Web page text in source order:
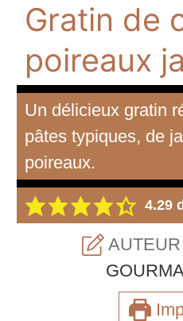
Gratin de
poireaux
Un délicieux gratin
pâtes typiques, de
poireaux.
4.29